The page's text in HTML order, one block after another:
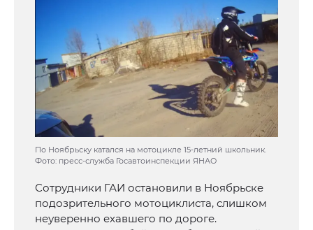
По Ноябрьску катался на мотоцикле 15-летний школьник.
Фото: пресс-служба Госавтоинспекции ЯНАО
Сотрудники ГАИ остановили в Ноябрьске
подозрительного мотоциклиста, слишком
неуверенно ехавшего по дороге.